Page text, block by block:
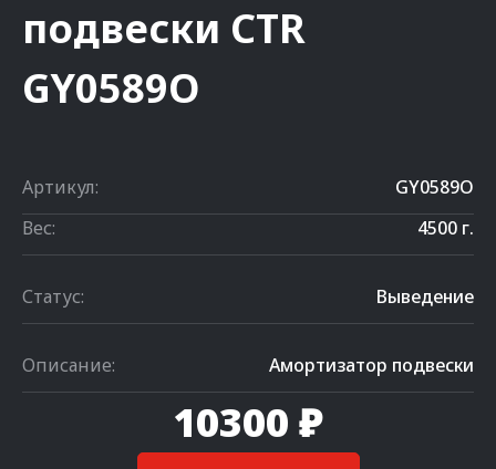
подвески CTR
GY0589O
Артикул:
GY0589O
Вес:
4500 г.
Статус: Выведение
Описание: Амортизатор подвески
10300 ₽